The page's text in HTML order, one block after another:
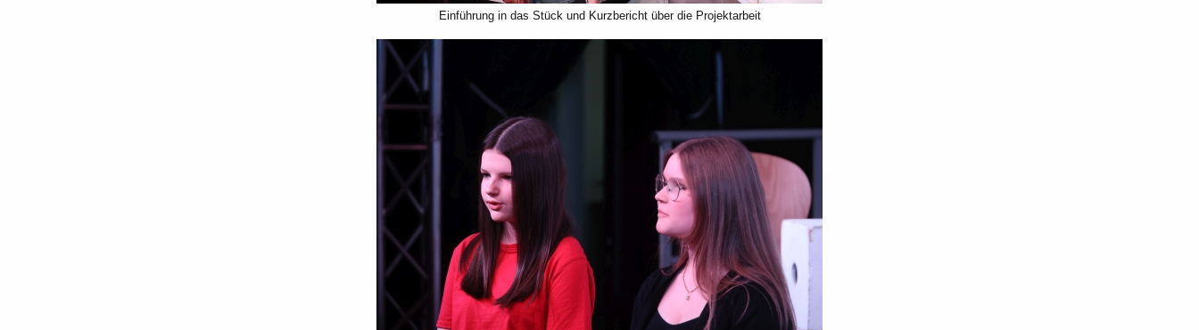
Einführung in das Stück und Kurzbericht über die Projektarbeit